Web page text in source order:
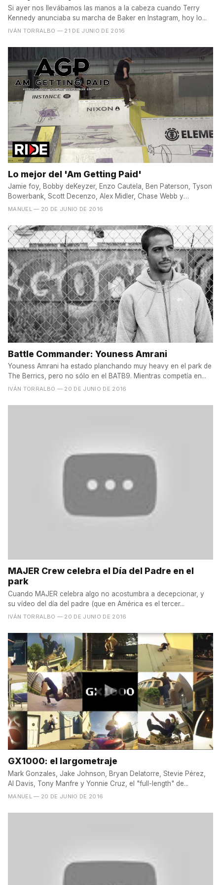
Si ayer nos llevábamos las manos a la cabeza cuando Terry
Kennedy anunciaba su marcha de Baker en Instagram, hoy lo...
IVÁN TORRALBO — 21 DE JUNIO DE 2016
Lo mejor del 'Am Getting Paid'
Jamie foy, Bobby deKeyzer, Enzo Cautela, Ben Paterson, Tyson
Bowerbank, Scott Decenzo, Alex Midler, Chase Webb y
muchos...
MANUEL — 20 DE JUNIO DE 2016
Battle Commander: Youness Amrani
Youness Amrani ha estado planchando muy heavy en el park de
The Berrics, pero no sólo en el BATB9. Mientras competía en...
IVÁN TORRALBO — 20 DE JUNIO DE 2016
MAJER Crew celebra el Día del Padre en el
park
Cuando MAJER celebra algo no acostumbra a decepcionar, y
su vídeo del día del padre (que en América es el tercer...
IVÁN TORRALBO — 20 DE JUNIO DE 2016
GX1000: el largometraje
Mark Gonzales, Jake Johnson, Bryan Delatorre, Stevie Pérez,
Al Davis, Tony Manfre y Yonnie Cruz, el "full-length" de...
MANUEL — 20 DE JUNIO DE 2016